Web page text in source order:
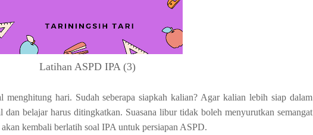
Latihan ASPD IPA (3)
hari. Sudah seberapa siapkah kalian? Agar kalian lebih siap dalam
dan belajar harus ditingkatkan. Suasana libur tidak boleh menyurutkan semangat
kembali berlatih soal IPA untuk persiapan ASPD.